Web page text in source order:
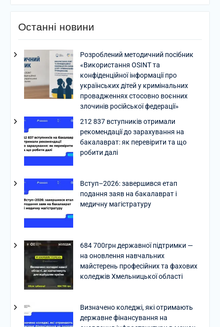
Останні новини
Розроблений методичний посібник
«Використання OSINT та
конфіденційної інформації про
українських дітей у кримінальних
провадженнях стосовно воєнних
злочинів російської федерації»
212 837 вступників отримали
рекомендації до зарахування на
бакалаврат: як перевірити та що
робити далі
Вступ–2026: завершився етап
подання заяв на бакалаврат і
медичну магістратуру
684 700грн державної підтримки —
на оновлення навчальних
майстерень професійних та фахових
коледжів Хмельницької області
Визначено коледжі, які отримають
державне фінансування на